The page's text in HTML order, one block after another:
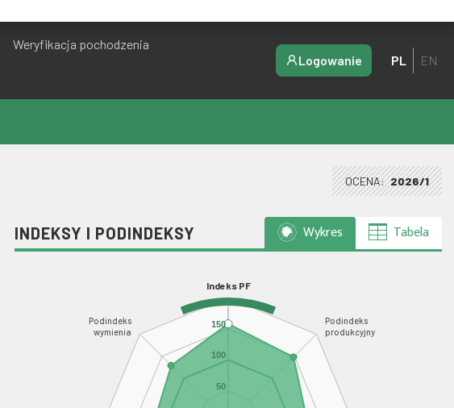
Weryfikacja pochodzenia
Logowanie PL EN
OCENA: 2026/1
INDEKSY I PODINDEKSY Wykres Tabela
Indeks PF
Podindeks
produkcyjny
Podindeks
wymienia
50
100
150